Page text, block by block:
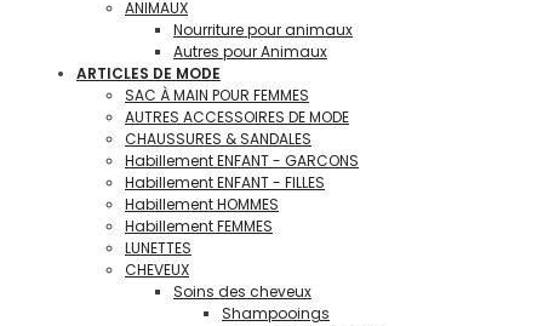
ANIMAUX
Nourriture pour animaux
Autres pour Animaux
ARTICLES DE MODE
SAC À MAIN POUR FEMMES
AUTRES ACCESSOIRES DE MODE
CHAUSSURES & SANDALES
Habillement ENFANT - GARCONS
Habillement ENFANT - FILLES
Habillement HOMMES
Habillement FEMMES
LUNETTES
CHEVEUX
Soins des cheveux
Shampooings